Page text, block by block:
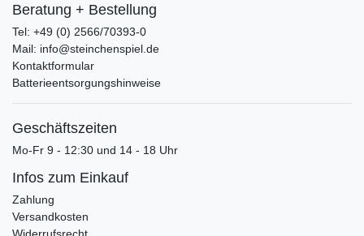
Beratung + Bestellung
Tel: +49 (0) 2566/70393-0
Mail: info@steinchenspiel.de
Kontaktformular
Batterieentsorgungshinweise
Geschäftszeiten
Mo-Fr 9 - 12:30 und 14 - 18 Uhr
Infos zum Einkauf
Zahlung
Versandkosten